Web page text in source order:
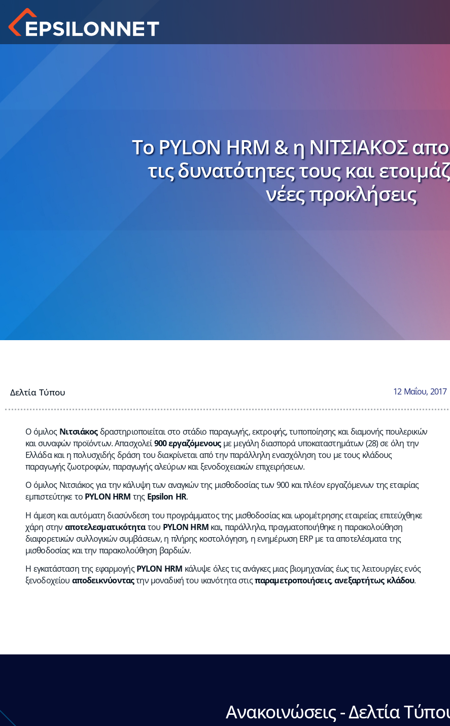
Το PYLON HRM & η ΝΙΤΣΙΑΚΟΣ
τις δυνατότητες τους και
νέες προκλήσεις
Δελτία Τύπου 12 Μαΐου, 2017
O όμιλος Νιτσιάκοςδραστηριοποιείται στο στάδιο παραγωγής, εκτροφής, τυποποίησης και διαμονής πουλερικών
και συναφών προϊόντων. Απασχολεί900 εργαζόμενουςμε μεγάλη διασπορά υποκαταστημάτων (28) σε όλη την
Ελλάδα και η πολυσχιδής δράση του διακρίνεται από την παράλληλη ενασχόληση του με τους κλάδους
παραγωγής ζωοτροφών, παραγωγής αλεύρων και ξενοδοχειακών επιχειρήσεων.
Ο όμιλος Νιτσιάκος για την κάλυψη των αναγκών της μισθοδοσίας των 900 και πλέον εργαζόμενων της εταιρίας
εμπιστεύτηκε το PYLON HRM της Epsilon HR.
Η άμεση και αυτόματη διασύνδεση του προγράμματος της μισθοδοσίας και ωρομέτρησης εταιρείας επιτεύχθηκε
χάρη στην αποτελεσματικότητατου PYLON HRMκαι, παράλληλα, πραγματοποιήθηκε η παρακολούθηση
διαφορετικών συλλογικών συμβάσεων, η πλήρης κοστολόγηση, η ενημέρωση ERP με τα αποτελέσματα της
μισθοδοσίας και την παρακολούθηση βαρδιών.
Η εγκατάσταση της εφαρμογήςPYLON HRM κάλυψε όλες τις ανάγκες μιας βιομηχανίας έως τις λειτουργίες ενός
ξενοδοχείου αποδεικνύονταςτην μοναδική του ικανότητα στιςπαραμετροποιήσεις,ανεξαρτήτως κλάδου.
Ανακοινώσεις - Δελτία